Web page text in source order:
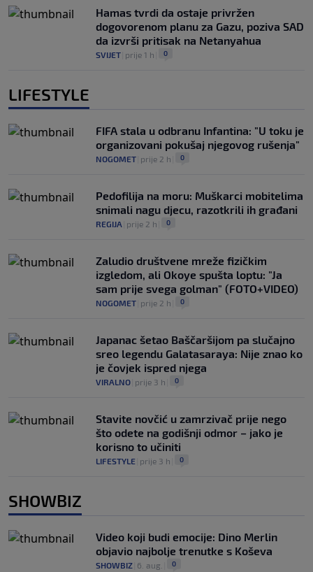
Hamas tvrdi da ostaje privržen
dogovorenom planu za Gazu, poziva SAD
da izvrši pritisak na Netanyahua
SVIJET prije 1 h 0
LIFESTYLE
FIFA stala u odbranu Infantina: "U toku je
organizovani pokušaj njegovog rušenja"
NOGOMET prije 2 h 0
Pedofilija na moru: Muškarci mobitelima
snimali nagu djecu, razotkrili ih građani
REGIJA prije 2 h 0
Zaludio društvene mreže fizičkim
izgledom, ali Okoye spušta loptu: "Ja
sam prije svega golman" (FOTO+VIDEO)
NOGOMET prije 2 h 0
Japanac šetao Baščaršijom pa slučajno
sreo legendu Galatasaraya: Nije znao ko
je čovjek ispred njega
VIRALNO prije 3 h 0
Stavite novčić u zamrzivač prije nego
što odete na godišnji odmor – jako je
korisno to učiniti
LIFESTYLE prije 3 h 0
SHOWBIZ
Video koji budi emocije: Dino Merlin
objavio najbolje trenutke s Koševa
SHOWBIZ 6. aug. 0